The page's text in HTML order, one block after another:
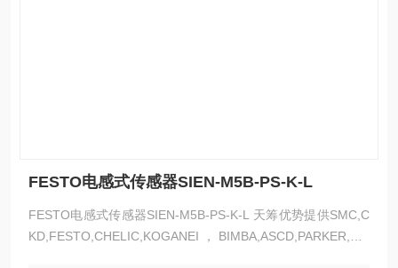
FESTO电感式传感器SIEN-M5B-PS-K-L
FESTO电感式传感器SIEN-M5B-PS-K-L 天筹优势提供SMC,C
KD,FESTO,CHELIC,KOGANEI，BIMBA,ASCD,PARKER,SIE